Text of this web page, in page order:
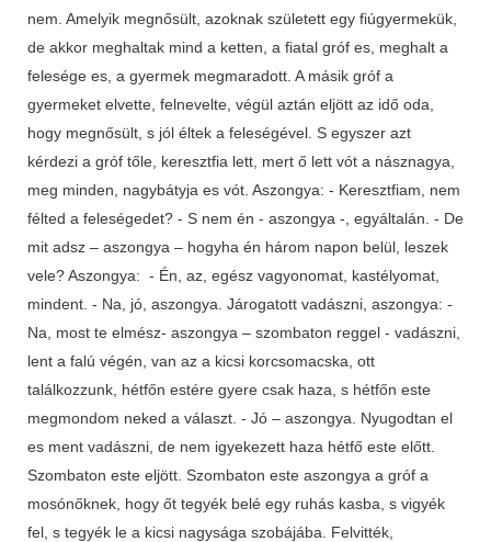
nem. Amelyik megnősült, azoknak született egy fiúgyermekük,
de akkor meghaltak mind a ketten, a fiatal gróf es, meghalt a
felesége es, a gyermek megmaradott. A másik gróf a
gyermeket elvette, felnevelte, végül aztán eljött az idő oda,
hogy megnősült, s jól éltek a feleségével. S egyszer azt
kérdezi a gróf tőle, keresztfia lett, mert ő lett vót a násznagya,
meg minden, nagybátyja es vót. Aszongya: - Keresztfiam, nem
félted a feleségedet? - S nem én - aszongya -, egyáltalán. - De
mit adsz – aszongya – hogyha én három napon belül, leszek
vele? Aszongya: - Én, az, egész vagyonomat, kastélyomat,
mindent. - Na, jó, aszongya. Járogatott vadászni, aszongya: -
Na, most te elmész- aszongya – szombaton reggel - vadászni,
lent a falú végén, van az a kicsi korcsomacska, ott
találkozzunk, hétfőn estére gyere csak haza, s hétfőn este
megmondom neked a választ. - Jó – aszongya. Nyugodtan el
es ment vadászni, de nem igyekezett haza hétfő este előtt.
Szombaton este eljött. Szombaton este aszongya a gróf a
mosónőknek, hogy őt tegyék belé egy ruhás kasba, s vigyék
fel, s tegyék le a kicsi nagysága szobájába. Felvitték,